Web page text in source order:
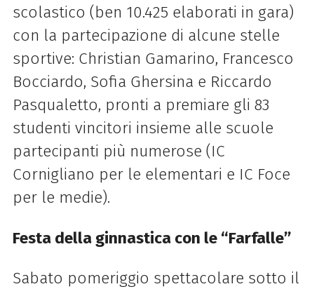
scolastico (ben 10.425 elaborati in gara)
con la partecipazione di alcune stelle
sportive: Christian Gamarino, Francesco
Bocciardo, Sofia Ghersina e Riccardo
Pasqualetto, pronti a premiare gli 83
studenti vincitori insieme alle scuole
partecipanti più numerose (IC
Cornigliano per le elementari e IC Foce
per le medie).
Festa della ginnastica con le “Farfalle”
Sabato pomeriggio spettacolare sotto il